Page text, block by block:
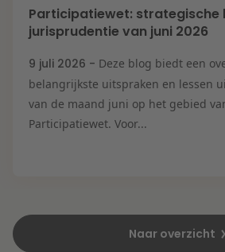
Participatiewet: strategische
jurisprudentie van juni 2026
9 juli 2026 - Deze blog biedt een
belangrijkste uitspraken en lessen
van de maand juni op het gebied
Participatiewet. Voor...
Naar overzicht